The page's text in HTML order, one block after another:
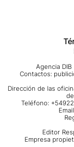
Agencia
Contactos:
Dirección de las
Teléfono:
Editor
Empresa